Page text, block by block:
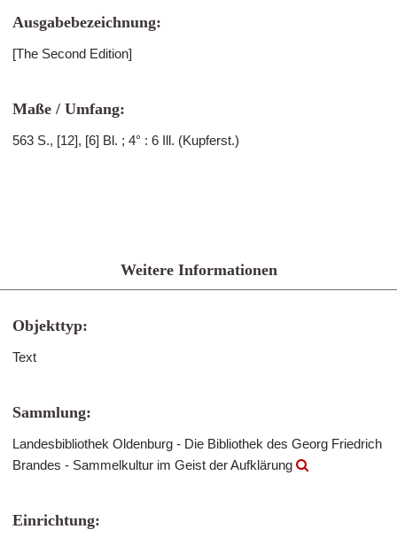
Ausgabebezeichnung:
[The Second Edition]
Maße / Umfang:
563 S., [12], [6] Bl. ; 4° : 6 Ill. (Kupferst.)
Weitere Informationen
Objekttyp:
Text
Sammlung:
Landesbibliothek Oldenburg - Die Bibliothek des Georg Friedrich
Brandes - Sammelkultur im Geist der Aufklärung
Einrichtung: